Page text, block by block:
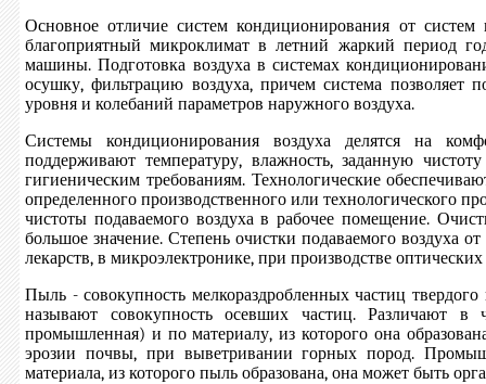
Основное отличие систем кондиционирования от систем
благоприятный микроклимат в летний жаркий период
машины. Подготовка воздуха в системах
осушку, фильтрацию воздуха, причем система позволяет
уровня и колебаний параметров наружного воздуха.
Системы кондиционирования воздуха делятся на
поддерживают температуру, влажность, заданную
гигиеническим требованиям. Технологические
определенного производственного или технологического
чистоты подаваемого воздуха в рабочее помещение.
большое значение. Степень очистки подаваемого воздуха
лекарств, в микроэлектронике, при производстве
Пыль - совокупность мелкораздробленных частиц
называют совокупность осевших частиц. Различают
промышленная) и по материалу, из которого она
эрозии почвы, при выветривании горных пород.
материала, из которого пыль образована, она может быть